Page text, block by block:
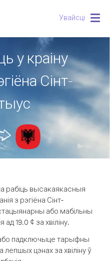
Увайсці
у краіну
Сінт-
высакаякасныя
з рэгіёна Сінт-
або мабільны
ад 19.0 ¢ за хвіліну.
падключыце тарыфны
цэнах за хвіліну ў